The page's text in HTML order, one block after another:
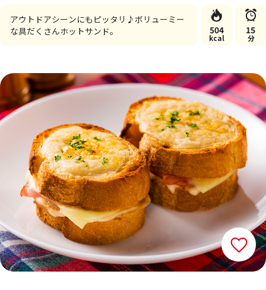
アウトドアシーンにもピッタリ♪ボリューミー
な具だくさんホットサンド。
504
kcal
15
分